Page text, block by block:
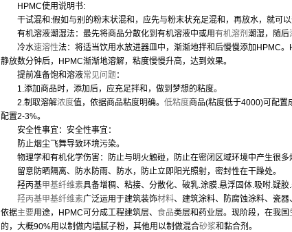
HPMC使用说明书:
干试混和:假如与别的粉末状混和，应先与粉末状充足混和，再放水，就可
有机溶液潮湿法：最先将商品分散化到有机溶液中或用有机溶剂 潮湿，随后
冷水速溶性法：将适当饮用水放进器皿中，渐渐地拌和后慢慢添加HPMC
静放数分钟后，HPMC渐渐地溶解，粘度慢慢升高，达到效果。
提前准备饱和溶液常见问题 ：
1.添加商品时，添加后，应充足拌和，做到梦想的粘度。
2.制取溶解浓度值，依据商品粘度明确。 低粘度商品(粘度低于4000)可配置
配置2-3%。
安全性事宜：安全性事宜：
防止烟尘飞舞导致环境污染。
物理学和有机化学伤害：防止与明火触碰，防止在密闭区域环境中产生很多
留意防晒隔离、防水防雨、防水，防止立即阳光照射，密封性在干躁处。
羟丙基甲基纤维素具备增稠、粘接、分散化、破乳.涂膜.悬浮固体.吸咐.疑
羟丙基甲基纤维素广泛运用于建筑装饰材料、建筑涂料、防腐蚀涂料、瓷
依据主要用途，HPMC可分成工程建筑层、 食品类层和药业层。现阶段，在我国
的，大概90%用以制做内墙腻子粉，其他用以制做混合砂浆和黏合剂。